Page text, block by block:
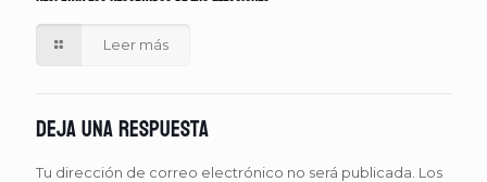
Leer más
Deja una respuesta
Tu dirección de correo electrónico no será publicada. Los